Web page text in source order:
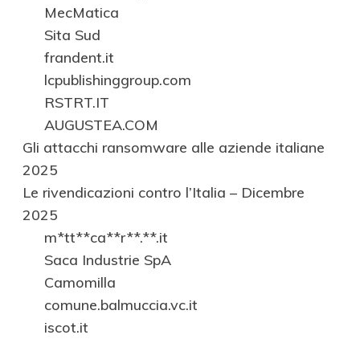
MecMatica
Sita Sud
frandent.it
lcpublishinggroup.com
RSTRT.IT
AUGUSTEA.COM
Gli attacchi ransomware alle aziende italiane
2025
Le rivendicazioni contro l’Italia – Dicembre
2025
m*tt**ca**r**.**.it
Saca Industrie SpA
Camomilla
comune.balmuccia.vc.it
iscot.it